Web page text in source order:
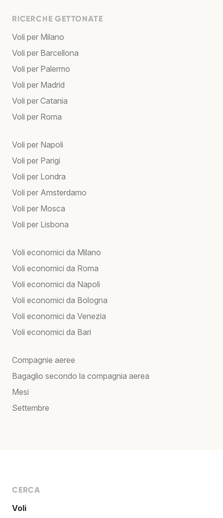
RICERCHE GETTONATE
Voli per Milano
Voli per Barcellona
Voli per Palermo
Voli per Madrid
Voli per Catania
Voli per Roma
Voli per Napoli
Voli per Parigi
Voli per Londra
Voli per Amsterdamo
Voli per Mosca
Voli per Lisbona
Voli economici da Milano
Voli economici da Roma
Voli economici da Napoli
Voli economici da Bologna
Voli economici da Venezia
Voli economici da Bari
Compagnie aeree
Bagaglio secondo la compagnia aerea
Mesi
Settembre
CERCA
Voli